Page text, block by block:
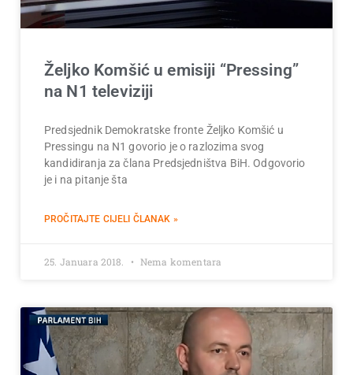
Željko Komšić u emisiji “Pressing”
na N1 televiziji
Predsjednik Demokratske fronte Željko Komšić u
Pressingu na N1 govorio je o razlozima svog
kandidiranja za člana Predsjedništva BiH. Odgovorio
je i na pitanje šta
PROČITAJTE CIJELI ČLANAK »
25. Januara 2018. Nema komentara